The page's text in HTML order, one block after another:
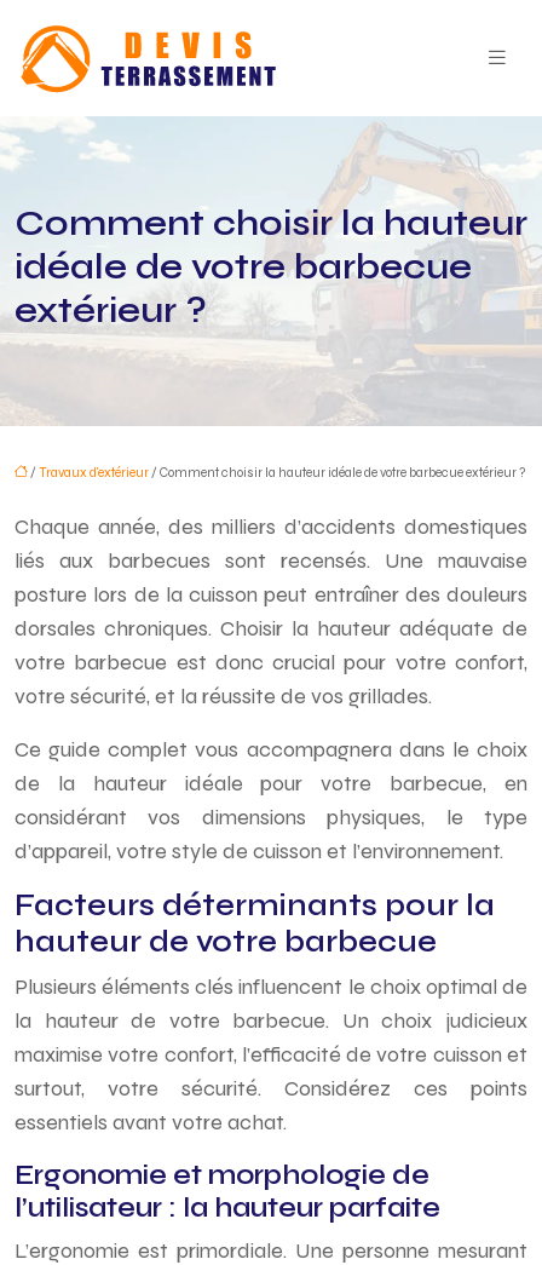
Comment choisir la hauteur
idéale de votre barbecue
extérieur ?
/ Travaux d'extérieur/ Comment choisir la hauteur idéale de votre barbecue extérieur ?
Chaque année, des milliers d’accidents domestiques
liés aux barbecues sont recensés. Une mauvaise
posture lors de la cuisson peut entraîner des douleurs
dorsales chroniques. Choisir la hauteur adéquate de
votre barbecue est donc crucial pour votre confort,
votre sécurité, et la réussite de vos grillades.
Ce guide complet vous accompagnera dans le choix
de la hauteur idéale pour votre barbecue, en
considérant vos dimensions physiques, le type
d’appareil, votre style de cuisson et l’environnement.
Facteurs déterminants pour la
hauteur de votre barbecue
Plusieurs éléments clés influencent le choix optimal de
la hauteur de votre barbecue. Un choix judicieux
maximise votre confort, l’efficacité de votre cuisson et
surtout, votre sécurité. Considérez ces points
essentiels avant votre achat.
Ergonomie et morphologie de
l’utilisateur : la hauteur parfaite
L’ergonomie est primordiale. Une personne mesurant